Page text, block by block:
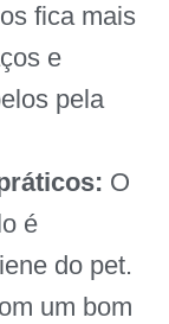
fica mais
e
pela
O
é
do pet.
um bom